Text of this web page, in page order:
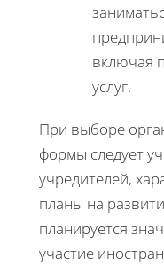
включая
услуг.
При выборе
формы следует
учредителей,
планы на
планируется
участие